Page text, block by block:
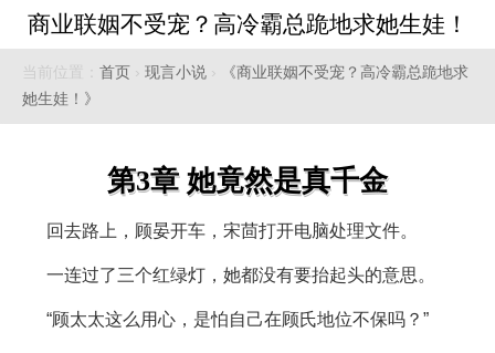
商业联姻不受宠？高冷霸总跪地求她生娃！
当前位置： 首页 › 现言小说 ›
《商业联姻不受宠？高冷霸总跪地求
她生娃！》
第3章 她竟然是真千金
回去路上，顾晏开车，宋茴打开电脑处理文件。
一连过了三个红绿灯，她都没有要抬起头的意思。
“顾太太这么用心，是怕自己在顾氏地位不保吗？”